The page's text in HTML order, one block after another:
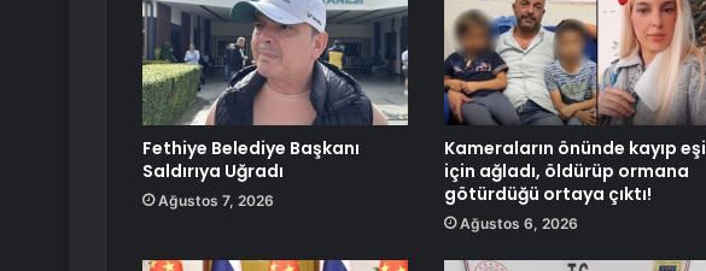
Fethiye Belediye Başkanı
Saldırıya Uğradı
Ağustos 7, 2026
Kameraların önünde kayıp eşi
için ağladı, öldürüp ormana
götürdüğü ortaya çıktı!
Ağustos 6, 2026